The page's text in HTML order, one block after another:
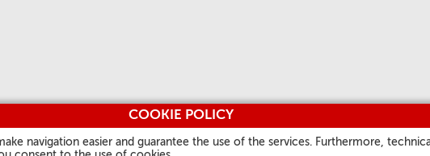
COOKIE POLICY
navigation easier and guarantee the use of the services. Furthermore,